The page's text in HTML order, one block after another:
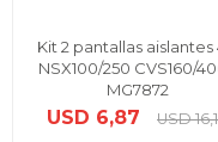
Kit 2 pantallas aislantes
NSX100/250 CVS160/
MG7872
USD 6,87 USD